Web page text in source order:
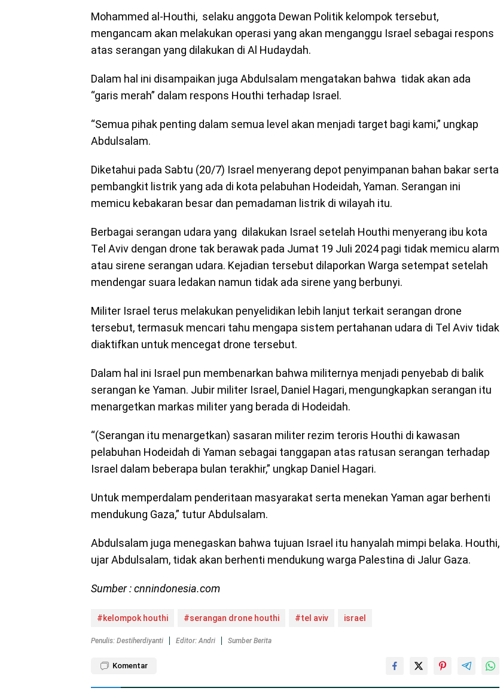
Mohammed al-Houthi, selaku anggota Dewan Politik kelompok tersebut,
mengancam akan melakukan operasi yang akan menganggu Israel sebagai respons
atas serangan yang dilakukan di Al Hudaydah.
Dalam hal ini disampaikan juga Abdulsalam mengatakan bahwa tidak akan ada
“garis merah” dalam respons Houthi terhadap Israel.
“Semua pihak penting dalam semua level akan menjadi target bagi kami,” ungkap
Abdulsalam.
Diketahui pada Sabtu (20/7) Israel menyerang depot penyimpanan bahan bakar serta
pembangkit listrik yang ada di kota pelabuhan Hodeidah, Yaman. Serangan ini
memicu kebakaran besar dan pemadaman listrik di wilayah itu.
Berbagai serangan udara yang dilakukan Israel setelah Houthi menyerang ibu kota
Tel Aviv dengan drone tak berawak pada Jumat 19 Juli 2024 pagi tidak memicu alarm
atau sirene serangan udara. Kejadian tersebut dilaporkan Warga setempat setelah
mendengar suara ledakan namun tidak ada sirene yang berbunyi.
Militer Israel terus melakukan penyelidikan lebih lanjut terkait serangan drone
tersebut, termasuk mencari tahu mengapa sistem pertahanan udara di Tel Aviv tidak
diaktifkan untuk mencegat drone tersebut.
Dalam hal ini Israel pun membenarkan bahwa militernya menjadi penyebab di balik
serangan ke Yaman. Jubir militer Israel, Daniel Hagari, mengungkapkan serangan itu
menargetkan markas militer yang berada di Hodeidah.
“(Serangan itu menargetkan) sasaran militer rezim teroris Houthi di kawasan
pelabuhan Hodeidah di Yaman sebagai tanggapan atas ratusan serangan terhadap
Israel dalam beberapa bulan terakhir,” ungkap Daniel Hagari.
Untuk memperdalam penderitaan masyarakat serta menekan Yaman agar berhenti
mendukung Gaza,” tutur Abdulsalam.
Abdulsalam juga menegaskan bahwa tujuan Israel itu hanyalah mimpi belaka. Houthi,
ujar Abdulsalam, tidak akan berhenti mendukung warga Palestina di Jalur Gaza.
Sumber : cnnindonesia.com
#kelompok houthi #serangan drone houthi #tel aviv israel
Penulis: Destiherdiyanti Editor: Andri Sumber Berita
Komentar